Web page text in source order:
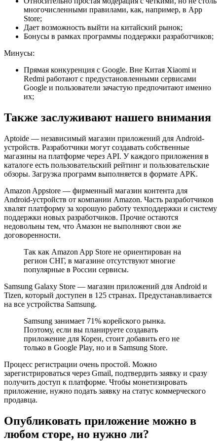
многочисленными правилами, как, например, в App
Store;
Дает возможность выйти на китайский рынок;
Бонусы в рамках программы поддержки разработчиков;
Минусы:
Прямая конкуренция с Google. Вне Китая Xiaomi и
Redmi работают с предустановленными сервисами
Google и пользователи зачастую предпочитают именно
их;
Также заслуживают нашего внимания
Aptoide — независимый магазин приложений для Android-
устройств. Разработчики могут создавать собственные
магазины на платформе через API. У каждого приложения в
каталоге есть пользовательский рейтинг и пользовательские
обзоры. Загрузка программ выполняется в формате APK.
Amazon Appstore — фирменный магазин контента для
Android-устройств от компании Amazon. Часть разработчиков
хвалят платформу за хорошую работу техподдержки и систему
поддержки новых разработчиков. Прочие остаются
недовольны тем, что Амазон не выполняют свои же
договоренности.
Так как Amazon App Store не ориентирован на
регион СНГ, в магазине отсутствуют многие
популярные в России сервисы.
Samsung Galaxy Store — магазин приложений для Android и
Tizen, который доступен в 125 странах. Предустанавливается
на все устройства Samsung.
Samsung занимает 71% корейского рынка.
Поэтому, если вы планируете создавать
приложение для Кореи, стоит добавить его не
только в Google Play, но и в Samsung Store.
Процесс регистрации очень простой. Можно
зарегистрироваться через Gmail, подтвердить заявку и сразу
получить доступ к платформе. Чтобы монетизировать
приложение, нужно подать заявку на статус коммерческого
продавца.
Опубликовать приложение можно в
любом сторе, но нужно ли?